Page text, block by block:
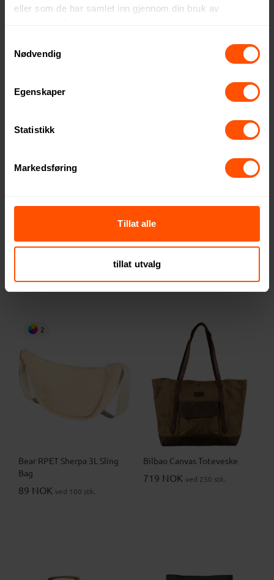
eller som de har samlet inn gjennom din bruk av
Nødvendig
Egenskaper
Statistikk
Markedsføring
Tillat alle
tillat utvalg
Valeria RPET Slynge Vinga Baltimore Sling Bag
292 NOK
2
Bear RPET Sherpa 3L Sling
Bag
89 NOK ved 100 stk.
Bilbao Canvas Toteveske
719 NOK ved 250 stk.